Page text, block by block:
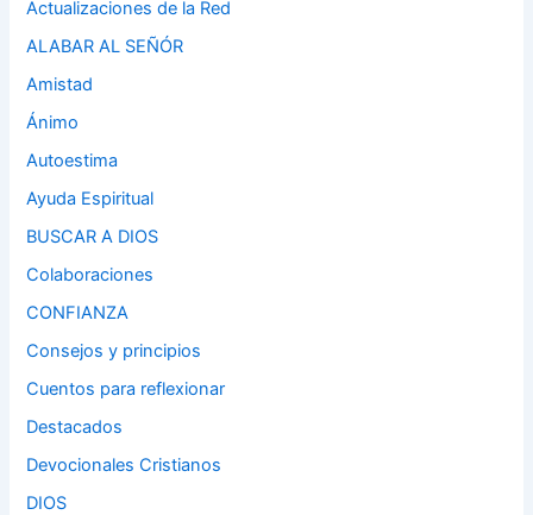
Actualizaciones de la Red
ALABAR AL SEÑÓR
Amistad
Ánimo
Autoestima
Ayuda Espiritual
BUSCAR A DIOS
Colaboraciones
CONFIANZA
Consejos y principios
Cuentos para reflexionar
Destacados
Devocionales Cristianos
DIOS